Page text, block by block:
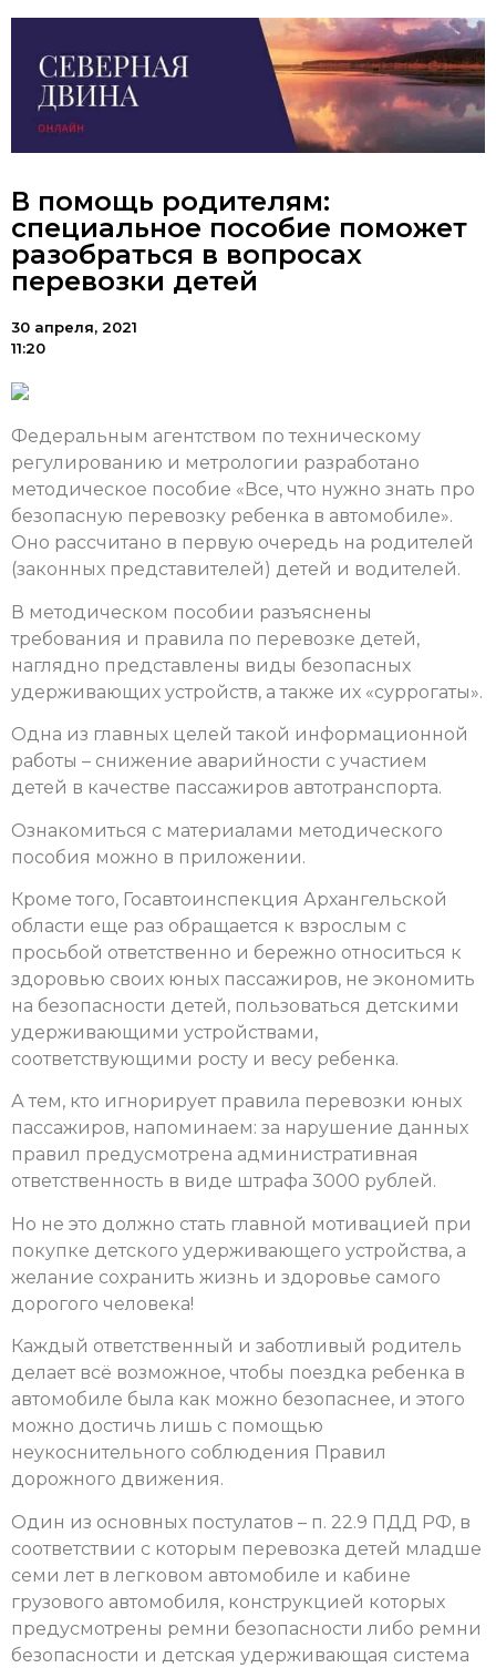
В помощь родителям:
специальное пособие поможет
разобраться в вопросах
перевозки детей
30 апреля, 2021
11:20
Федеральным агентством по техническому
регулированию и метрологии разработано
методическое пособие «Все, что нужно знать про
безопасную перевозку ребенка в автомобиле».
Оно рассчитано в первую очередь на родителей
(законных представителей) детей и водителей.
В методическом пособии разъяснены
требования и правила по перевозке детей,
наглядно представлены виды безопасных
удерживающих устройств, а также их «суррогаты».
Одна из главных целей такой информационной
работы – снижение аварийности с участием
детей в качестве пассажиров автотранспорта.
Ознакомиться с материалами методического
пособия можно в приложении.
Кроме того, Госавтоинспекция Архангельской
области еще раз обращается к взрослым с
просьбой ответственно и бережно относиться к
здоровью своих юных пассажиров, не экономить
на безопасности детей, пользоваться детскими
удерживающими устройствами,
соответствующими росту и весу ребенка.
А тем, кто игнорирует правила перевозки юных
пассажиров, напоминаем: за нарушение данных
правил предусмотрена административная
ответственность в виде штрафа 3000 рублей.
Но не это должно стать главной мотивацией при
покупке детского удерживающего устройства, а
желание сохранить жизнь и здоровье самого
дорогого человека!
Каждый ответственный и заботливый родитель
делает всё возможное, чтобы поездка ребенка в
автомобиле была как можно безопаснее, и этого
можно достичь лишь с помощью
неукоснительного соблюдения Правил
дорожного движения.
Один из основных постулатов – п. 22.9 ПДД РФ, в
соответствии с которым перевозка детей младше
семи лет в легковом автомобиле и кабине
грузового автомобиля, конструкцией которых
предусмотрены ремни безопасности либо ремни
безопасности и детская удерживающая система